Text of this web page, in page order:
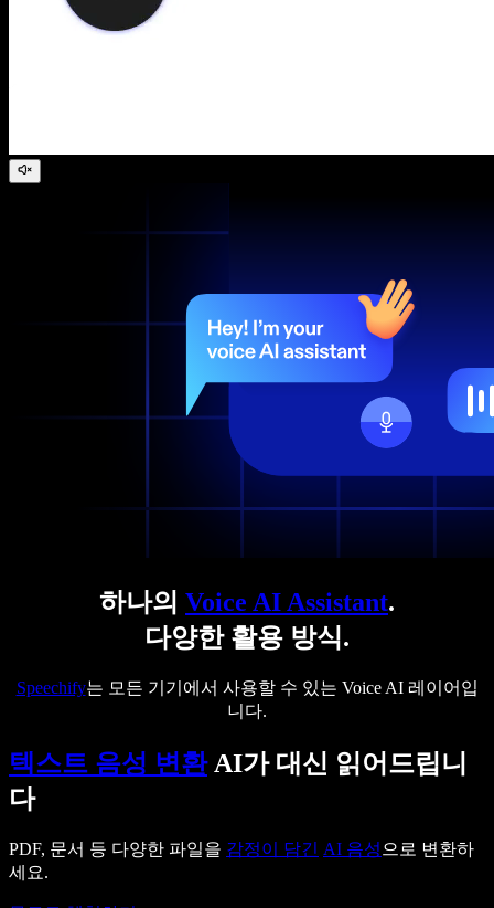
하나의 Voice AI Assistant.
다양한 활용 방식.
Speechify는 모든 기기에서 사용할 수 있는 Voice AI 레이어입
니다.
텍스트 음성 변환AI가 대신 읽어드립니
다
PDF, 문서 등 다양한 파일을 감정이 담긴 AI 음성 으로 변환하
세요.